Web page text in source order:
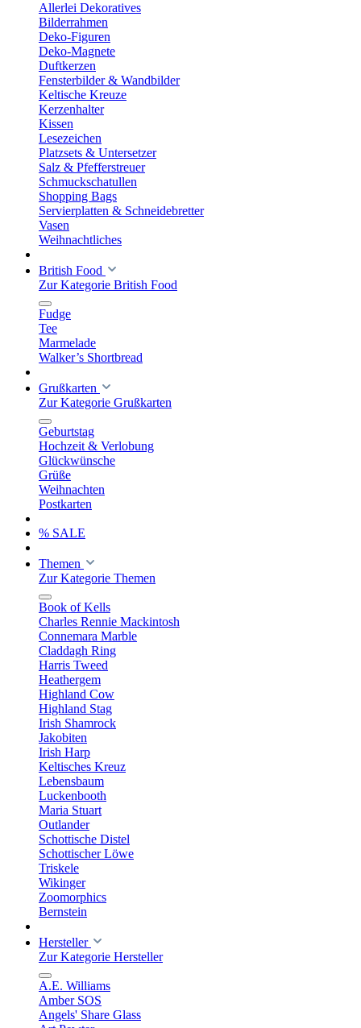
Allerlei Dekoratives
Bilderrahmen
Deko-Figuren
Deko-Magnete
Duftkerzen
Fensterbilder & Wandbilder
Keltische Kreuze
Kerzenhalter
Kissen
Lesezeichen
Platzsets & Untersetzer
Salz & Pfefferstreuer
Schmuckschatullen
Shopping Bags
Servierplatten & Schneidebretter
Vasen
Weihnachtliches
British Food
Zur Kategorie British Food
Fudge
Tee
Marmelade
Walker’s Shortbread
Grußkarten
Zur Kategorie Grußkarten
Geburtstag
Hochzeit & Verlobung
Glückwünsche
Grüße
Weihnachten
Postkarten
% SALE
Themen
Zur Kategorie Themen
Book of Kells
Charles Rennie Mackintosh
Connemara Marble
Claddagh Ring
Harris Tweed
Heathergem
Highland Cow
Highland Stag
Irish Shamrock
Jakobiten
Irish Harp
Keltisches Kreuz
Lebensbaum
Luckenbooth
Maria Stuart
Outlander
Schottische Distel
Schottischer Löwe
Triskele
Wikinger
Zoomorphics
Bernstein
Hersteller
Zur Kategorie Hersteller
A.E. Williams
Amber SOS
Angels' Share Glass